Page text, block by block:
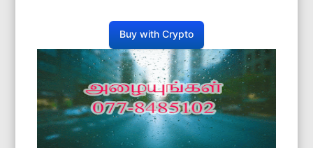
Buy with Crypto